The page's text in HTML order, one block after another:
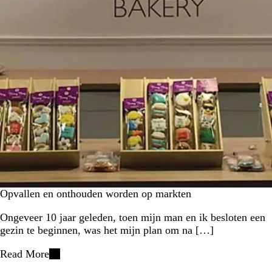
Opvallen en onthouden worden op markten
Ongeveer 10 jaar geleden, toen mijn man en ik besloten een
gezin te beginnen, was het mijn plan om na […]
Read More